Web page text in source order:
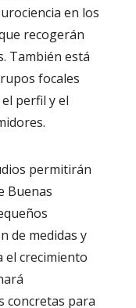
en los
recogerán
También está
focales
perfil y el
permitirán
Buenas
de medidas y
el crecimiento
concretas para